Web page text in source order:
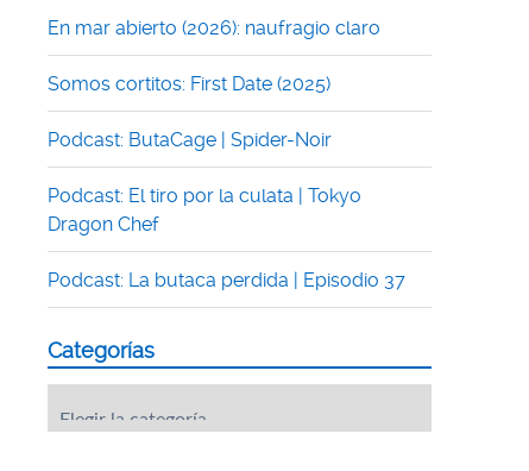
En mar abierto (2026): naufragio claro
Somos cortitos: First Date (2025)
Podcast: ButaCage | Spider-Noir
Podcast: El tiro por la culata | Tokyo
Dragon Chef
Podcast: La butaca perdida | Episodio 37
Categorías